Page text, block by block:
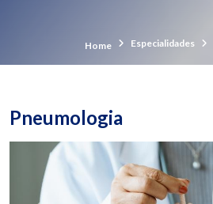
Home Especialidades
Pneumologia